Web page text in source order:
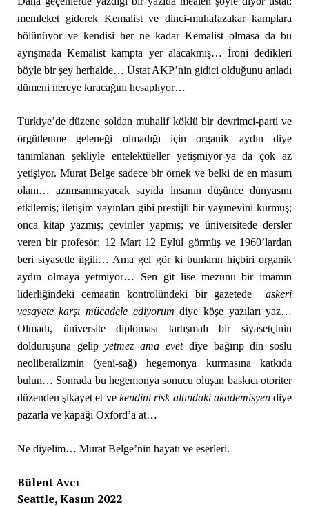
memleket giderek Kemalist ve dinci-muhafazakar kamplara
bölünüyor ve kendisi her ne kadar Kemalist olmasa da bu
ayrışmada Kemalist kampta yer alacakmış… İroni dedikleri
böyle bir şey herhalde… Üstat AKP’nin gidici olduğunu anladı
dümeni nereye kıracağını hesaplıyor…
Türkiye’de düzene soldan muhalif köklü bir devrimci-parti ve
örgütlenme geleneği olmadığı için organik aydın diye
tanımlanan şekliyle entelektüeller yetişmiyor-ya da çok az
yetişiyor. Murat Belge sadece bir örnek ve belki de en masum
olanı… azımsanmayacak sayıda insanın düşünce dünyasını
etkilemiş; iletişim yayınları gibi prestijli bir yayınevini kurmuş;
onca kitap yazmış; çeviriler yapmış; ve üniversitede dersler
veren bir profesör; 12 Mart 12 Eylül görmüş ve 1960’lardan
beri siyasetle ilgili… Ama gel gör ki bunların hiçbiri organik
aydın olmaya yetmiyor… Sen git lise mezunu bir imamın
liderliğindeki cemaatin kontrolündeki bir gazetedeaskeri
vesayete karşı mücadele ediyorum diye köşe yazıları yaz…
Olmadı, üniversite diploması tartışmalı bir siyasetçinin
dolduruşuna gelipyetmez ama evetdiye bağırıp din soslu
neoliberalizmin (yeni-sağ) hegemonya kurmasına katkıda
bulun… Sonrada bu hegemonya sonucu oluşan baskıcı otoriter
düzenden şikayet et ve kendini risk altındaki akademisyendiye
pazarla ve kapağı Oxford’a at…
Ne diyelim… Murat Belge’nin hayatı ve eserleri.
Bülent Avcı
Seattle, Kasım 2022